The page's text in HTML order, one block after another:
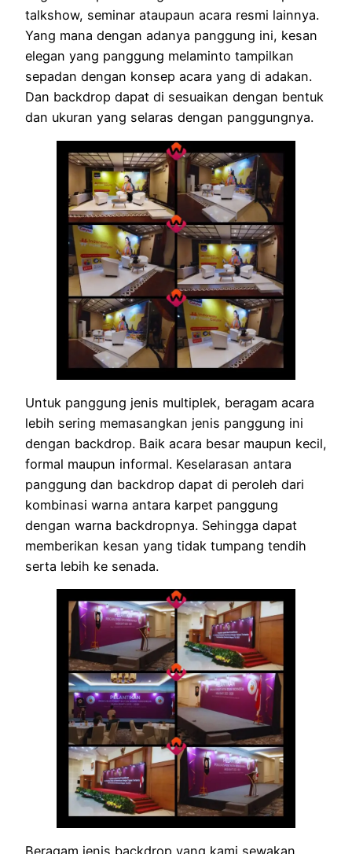
talkshow, seminar ataupaun acara resmi lainnya.
Yang mana dengan adanya panggung ini, kesan
elegan yang panggung melaminto tampilkan
sepadan dengan konsep acara yang di adakan.
Dan backdrop dapat di sesuaikan dengan bentuk
dan ukuran yang selaras dengan panggungnya.
Untuk panggung jenis multiplek, beragam acara
lebih sering memasangkan jenis panggung ini
dengan backdrop. Baik acara besar maupun kecil,
formal maupun informal. Keselarasan antara
panggung dan backdrop dapat di peroleh dari
kombinasi warna antara karpet panggung
dengan warna backdropnya. Sehingga dapat
memberikan kesan yang tidak tumpang tendih
serta lebih ke senada.